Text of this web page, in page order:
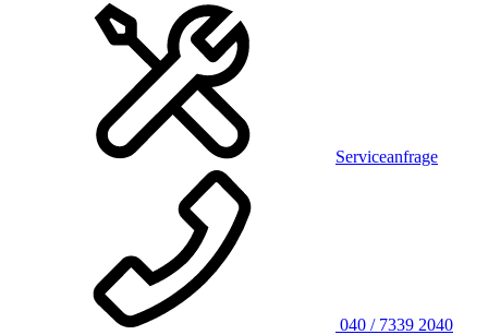
Serviceanfrage
040 / 7339 2040